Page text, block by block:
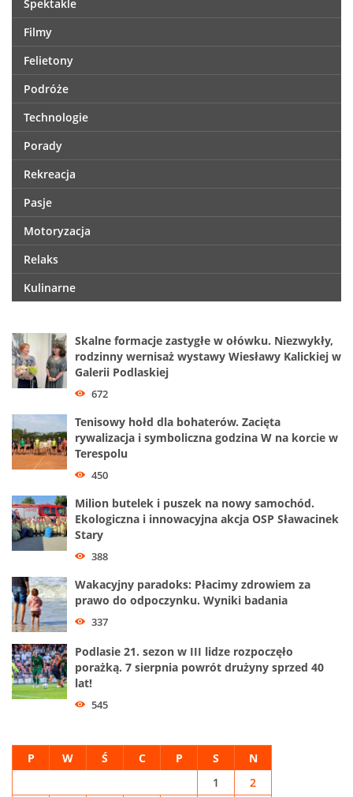
Spektakle
Filmy
Felietony
Podróże
Technologie
Porady
Rekreacja
Pasje
Motoryzacja
Relaks
Kulinarne
Skalne formacje zastygłe w ołówku. Niezwykły,
rodzinny wernisaż wystawy Wiesławy Kalickiej w
Galerii Podlaskiej
672
Tenisowy hołd dla bohaterów. Zacięta
rywalizacja i symboliczna godzina W na korcie w
Terespolu
450
Milion butelek i puszek na nowy samochód.
Ekologiczna i innowacyjna akcja OSP Sławacinek
Stary
388
Wakacyjny paradoks: Płacimy zdrowiem za
prawo do odpoczynku. Wyniki badania
337
Podlasie 21. sezon w III lidze rozpoczęło
porażką. 7 sierpnia powrót drużyny sprzed 40
lat!
545
P W Ś C P S N
1
2